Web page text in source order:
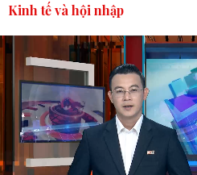
Kinh tế và hội nhập